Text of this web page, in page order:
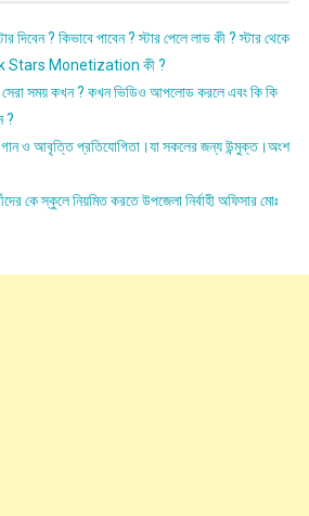
দিবেন ? কিভাবে পাবেন ? স্টার পেলে লাভ কী ? স্টার থেকে
Stars Monetization কী ?
সময় কখন ? কখন ভিডিও আপলোড করলে এবং কি কি
?
ও আবৃত্তি প্রতিযোগিতা।যা সকলের জন্য উন্মুক্ত।অংশ
কে স্কুলে নিয়মিত করতে উপজেলা নির্বাহী অফিসার মোঃ